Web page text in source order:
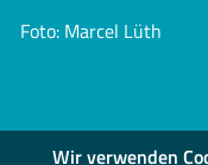
Wir verwenden
Foto: Marcel Lüth